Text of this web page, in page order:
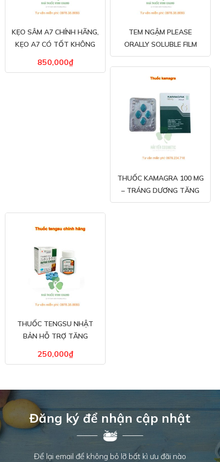
KẸO SÂM A7 CHÍNH HÃNG,
KẸO A7 CÓ TỐT KHÔNG
10 VIÊN
850,000₫
TEM NGẬM PLEASE
ORALLY SOLUBLE FILM
NHẬP KHẨU HÀN CHÍNH
HÃNG
THUỐC KAMAGRA 100 MG
– TRÁNG DƯƠNG TĂNG
CƯỜNG SINH LÝ
THUỐC TENGSU NHẬT
BẢN HỖ TRỢ TĂNG
VIÊN
250,000₫
Đăng ký để nhận cập nhật
Để lại email để không bỏ lỡ bất kì ưu đãi nào